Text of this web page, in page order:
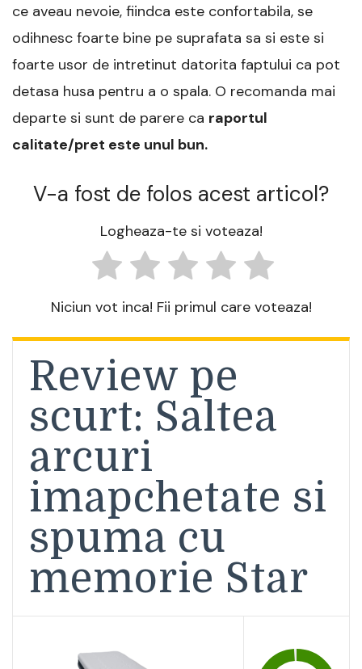
ce aveau nevoie, fiindca este confortabila, se
odihnesc foarte bine pe suprafata sa si este si
foarte usor de intretinut datorita faptului ca pot
detasa husa pentru a o spala. O recomanda mai
departe si sunt de parere ca raportul
calitate/pret este unul bun.
V-a fost de folos acest articol?
Logheaza-te si voteaza!
Niciun vot inca! Fii primul care voteaza!
Review pe
scurt: Saltea
arcuri
imapchetate si
spuma cu
memorie Star